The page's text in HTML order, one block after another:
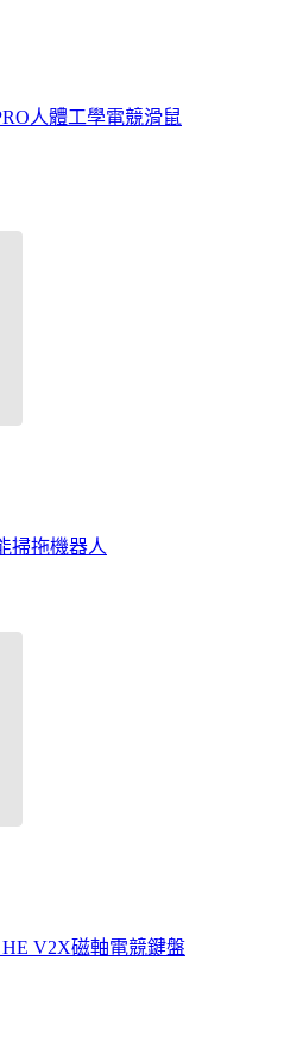
人體工學電競滑鼠
掃拖機器人
HE V2X磁軸電競鍵盤